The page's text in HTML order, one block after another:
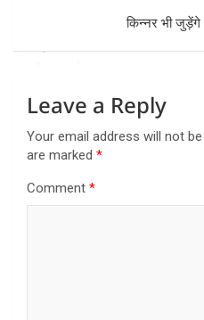
किन्नर भी जुड़ेंगे
Leave a Reply
Your email address will not be
are marked *
Comment *